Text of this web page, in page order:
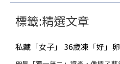
標籤:精選文章
私藏「女子」 36歲凍「好」卵